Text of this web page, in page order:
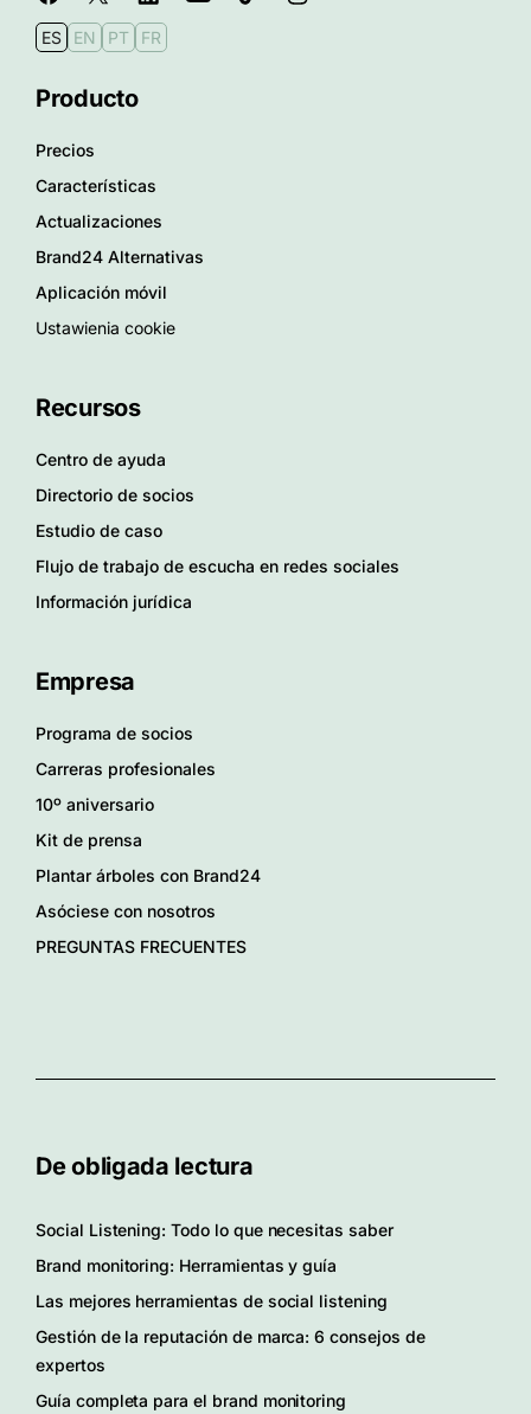
ES EN PT FR
Producto
Precios
Características
Actualizaciones
Brand24 Alternativas
Aplicación móvil
Ustawienia cookie
Recursos
Centro de ayuda
Directorio de socios
Estudio de caso
Flujo de trabajo de escucha en redes sociales
Información jurídica
Empresa
Programa de socios
Carreras profesionales
10º aniversario
Kit de prensa
Plantar árboles con Brand24
Asóciese con nosotros
PREGUNTAS FRECUENTES
De obligada lectura
Social Listening: Todo lo que necesitas saber
Brand monitoring: Herramientas y guía
Las mejores herramientas de social listening
Gestión de la reputación de marca: 6 consejos de
expertos
Guía completa para el brand monitoring